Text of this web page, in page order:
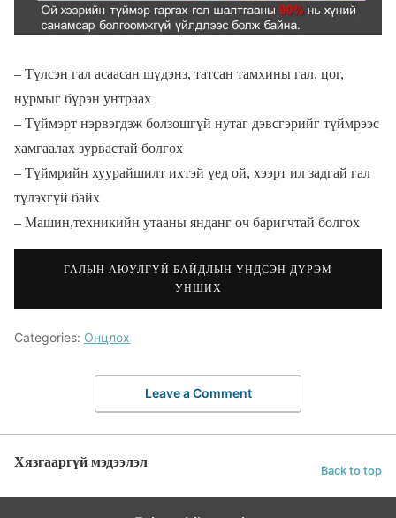
– Түлсэн гал асаасан шүдэнз, татсан тамхины гал, цог,
нурмыг бүрэн унтраах
– Түймэрт нэрвэгдэж болзошгүй нутаг дэвсгэрийг түймрээс
хамгаалах зурвастай болгох
– Түймрийн хуурайшилт ихтэй үед ой, хээрт ил задгай гал
түлэхгүй байх
– Машин,техникийн утааны янданг оч баригчтай болгох
ГАЛЫН АЮУЛГҮЙ БАЙДЛЫН ҮНДСЭН ДҮРЭМ
УНШИХ
Categories: Онцлох
Leave a Comment
Хязгааргүй мэдээлэл
Back to top